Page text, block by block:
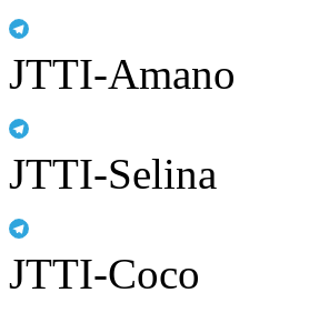
JTTI-Amano
JTTI-Selina
JTTI-Coco